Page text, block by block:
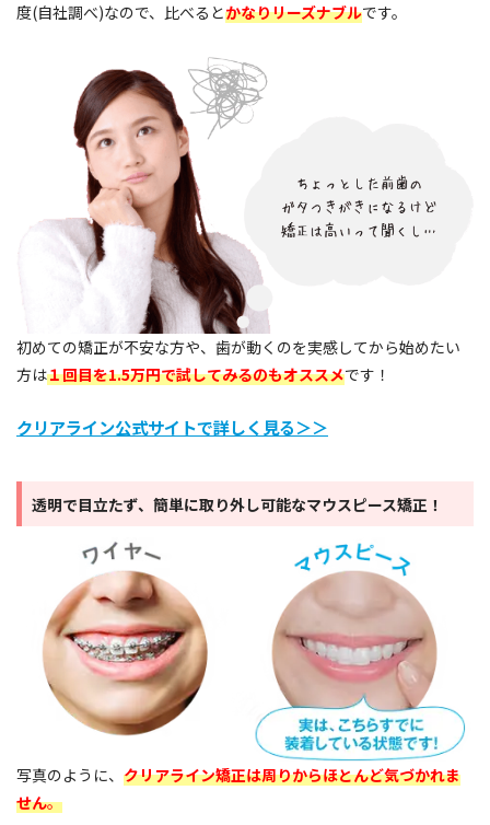
度(自社調べ)なので、比べるとかなりリーズナブルです。
初めての矯正が不安な方や、歯が動くのを実感してから始めたい
方は１回目を1.5万円で試してみるのもオススメです！
クリアライン公式サイトで詳しく見る＞＞
透明で目立たず、簡単に取り外し可能なマウスピース矯正！
写真のように、 クリアライン矯正は周りからほとんど気づかれま
せん。